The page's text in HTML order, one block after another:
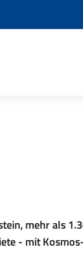
mehr als
- mit